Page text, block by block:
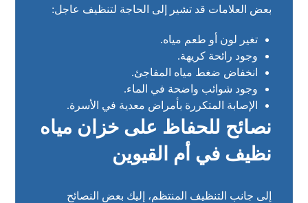
بعض العلامات قد تشير إلى الحاجة لتنظيف عاجل:
تغير لون أو طعم مياه.
وجود رائحة كريهة.
انخفاض ضغط مياه المفاجئ.
وجود شوائب واضحة في الماء.
الإصابة المتكررة بأمراض معدية في الأسرة.
نصائح للحفاظ على خزان مياه
نظيف في أم القيوين
إلى جانب التنظيف المنتظم، إليك بعض النصائح